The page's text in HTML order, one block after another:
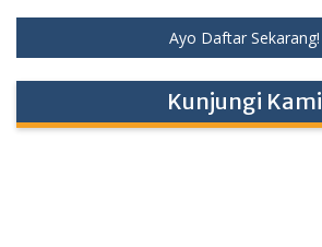
Ayo Daftar Sekarang!
Kunjungi Kami